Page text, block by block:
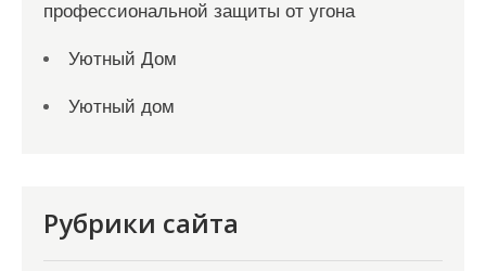
профессиональной защиты от угона
Уютный Дом
Уютный дом
Рубрики сайта